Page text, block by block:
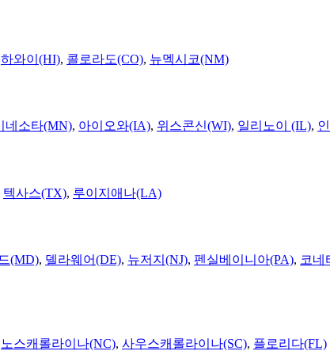
하와이(HI), 콜로라도(CO), 뉴멕시코(NM)
네소타(MN), 아이오와(IA), 위스콘신(WI), 일리노이 (IL),
텍사스(TX), 루이지애나(LA)
(MD), 델라웨어(DE), 뉴저지(NJ), 펜실베이니아(PA), 코네
노스캐롤라이나(NC), 사우스캐롤라이나(SC), 플로리다(FL)